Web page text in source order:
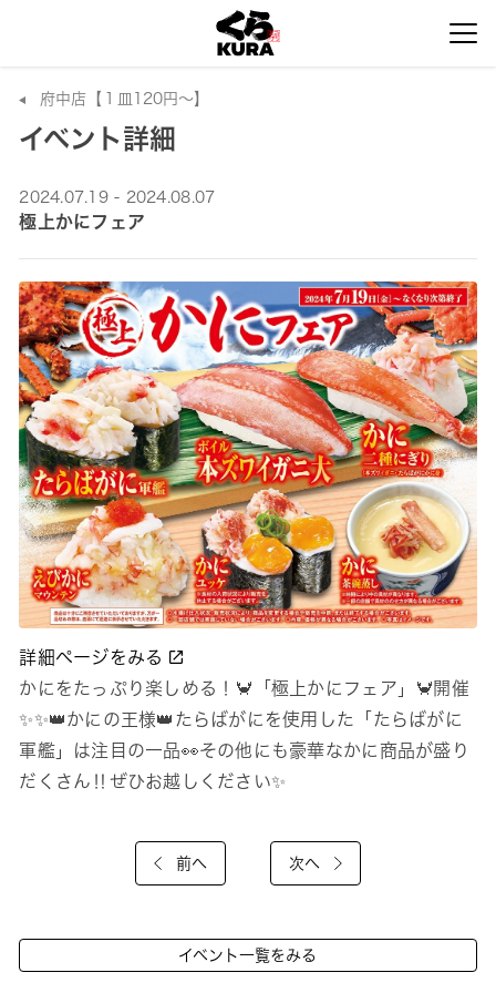
府中店【１皿120円～】
イベント詳細
2024.07.19 - 2024.08.07
極上かにフェア
詳細ページをみる
かにをたっぷり楽しめる！🦀「極上かにフェア」🦀開催
✨✨👑かにの王様👑たらばがにを使用した「たらばがに
軍艦」は注目の一品👀その他にも豪華なかに商品が盛り
だくさん‼ぜひお越しください✨
前へ 次へ
イベント一覧をみる